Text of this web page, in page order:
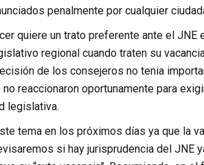
penalmente por cualquier
quiere un trato preferente ante el
regional cuando traten su
de los consejeros no tenia
reaccionaron oportunamente para
legislativa.
tema en los próximos días ya que la
si hay jurisprudencia del JNE